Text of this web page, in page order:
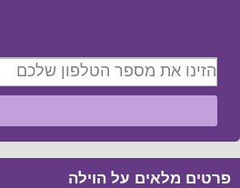
פרטים מלאים על הוילה